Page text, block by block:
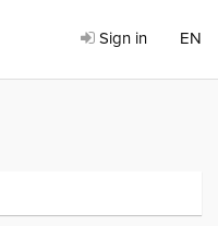
Sign in EN